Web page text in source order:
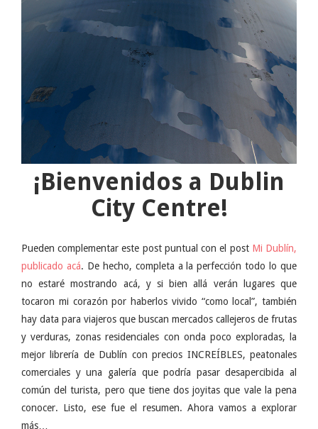
¡Bienvenidos a Dublin
City Centre!
Pueden complementar este post puntual con el post Mi Dublín,
publicado acá. De hecho, completa a la perfección todo lo que
no estaré mostrando acá, y si bien allá verán lugares que
tocaron mi corazón por haberlos vivido “como local”, también
hay data para viajeros que buscan mercados callejeros de frutas
y verduras, zonas residenciales con onda poco exploradas, la
mejor librería de Dublín con precios INCREÍBLES, peatonales
comerciales y una galería que podría pasar desapercibida al
común del turista, pero que tiene dos joyitas que vale la pena
conocer. Listo, ese fue el resumen. Ahora vamos a explorar
más…